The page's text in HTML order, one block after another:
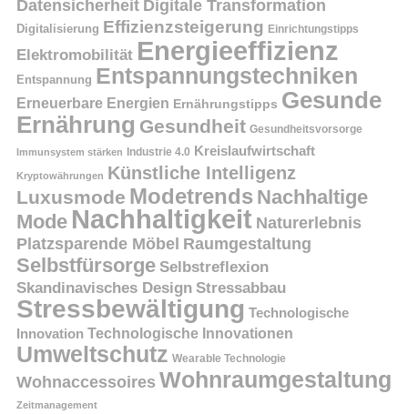
Datensicherheit Digitale Transformation
Digitalisierung Effizienzsteigerung Einrichtungstipps
Elektromobilität Energieeffizienz
Entspannung Entspannungstechniken
Erneuerbare Energien Ernährungstipps Gesunde
Ernährung Gesundheit Gesundheitsvorsorge
Immunsystem stärken Industrie 4.0 Kreislaufwirtschaft
Kryptowährungen Künstliche Intelligenz
Luxusmode Modetrends Nachhaltige
Mode Nachhaltigkeit Naturerlebnis
Platzsparende Möbel Raumgestaltung
Selbstfürsorge Selbstreflexion
Skandinavisches Design Stressabbau
Stressbewältigung Technologische
Innovation Technologische Innovationen
Umweltschutz Wearable Technologie
Wohnaccessoires Wohnraumgestaltung
Zeitmanagement